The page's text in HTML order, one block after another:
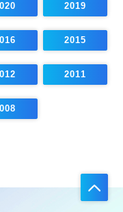
2019
2015
2011